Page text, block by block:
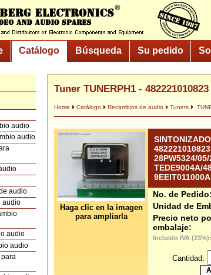
Catálogo Búsqueda Su pedido
audio
audio
audio
audio
audio
audio
Tuner TUNERPH1 -
Home Catálogo Recambios de audio Tuners
Haga clic en la imagen
para ampliarla
28PW5324/
TEDE9004A/
9EEIT011000A
No. de Pedido:
Unidad de
Precio neto
embalaje:
Incluido IVA (23%):
Cantidad: